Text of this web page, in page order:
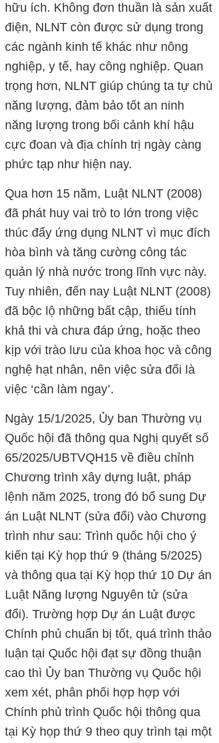
hữu ích. Không đơn thuần là sản xuất
điện, NLNT còn được sử dụng trong
các ngành kinh tế khác như nông
nghiệp, y tế, hay công nghiệp. Quan
trọng hơn, NLNT giúp chúng ta tự chủ
năng lượng, đảm bảo tốt an ninh
năng lượng trong bối cảnh khí hậu
cực đoan và địa chính trị ngày càng
phức tạp như hiện nay.
Qua hơn 15 năm, Luật NLNT (2008)
đã phát huy vai trò to lớn trong việc
thúc đẩy ứng dụng NLNT vì mục đích
hòa bình và tăng cường công tác
quản lý nhà nước trong lĩnh vực này.
Tuy nhiên, đến nay Luật NLNT (2008)
đã bộc lộ những bất cập, thiếu tính
khả thi và chưa đáp ứng, hoặc theo
kịp với trào lưu của khoa học và công
nghệ hạt nhân, nên việc sửa đổi là
việc ‘cần làm ngay’.
Ngày 15/1/2025, Ủy ban Thường vụ
Quốc hội đã thông qua Nghị quyết số
65/2025/UBTVQH15 về điều chỉnh
Chương trình xây dựng luật, pháp
lệnh năm 2025, trong đó bổ sung Dự
án Luật NLNT (sửa đổi) vào Chương
trình như sau: Trình quốc hội cho ý
kiến ​​tại Kỳ họp thứ 9 (tháng 5/2025)
và thông qua tại Kỳ họp thứ 10 Dự án
Luật Năng lượng Nguyên tử (sửa
đổi). Trường hợp Dự án Luật được
Chính phủ chuẩn bị tốt, quá trình thảo
luận tại Quốc hội đạt sự đồng thuận
cao thì Ủy ban Thường vụ Quốc hội
xem xét, phân phối hợp hợp với
Chính phủ trình Quốc hội thông qua
tại Kỳ họp thứ 9 theo quy trình tại một